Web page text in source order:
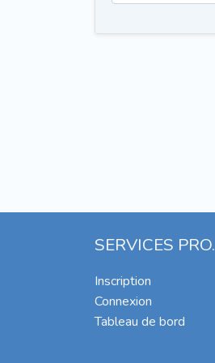
SERVICES PRO.
Inscription
Connexion
Tableau de bord